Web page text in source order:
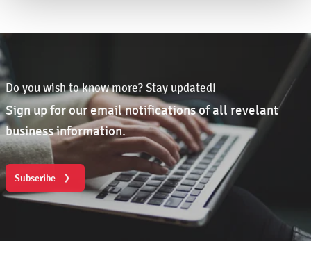
Do you wish to know more? Stay updated!
Sign up for our email notifications of all revelant
business information.
Subscribe